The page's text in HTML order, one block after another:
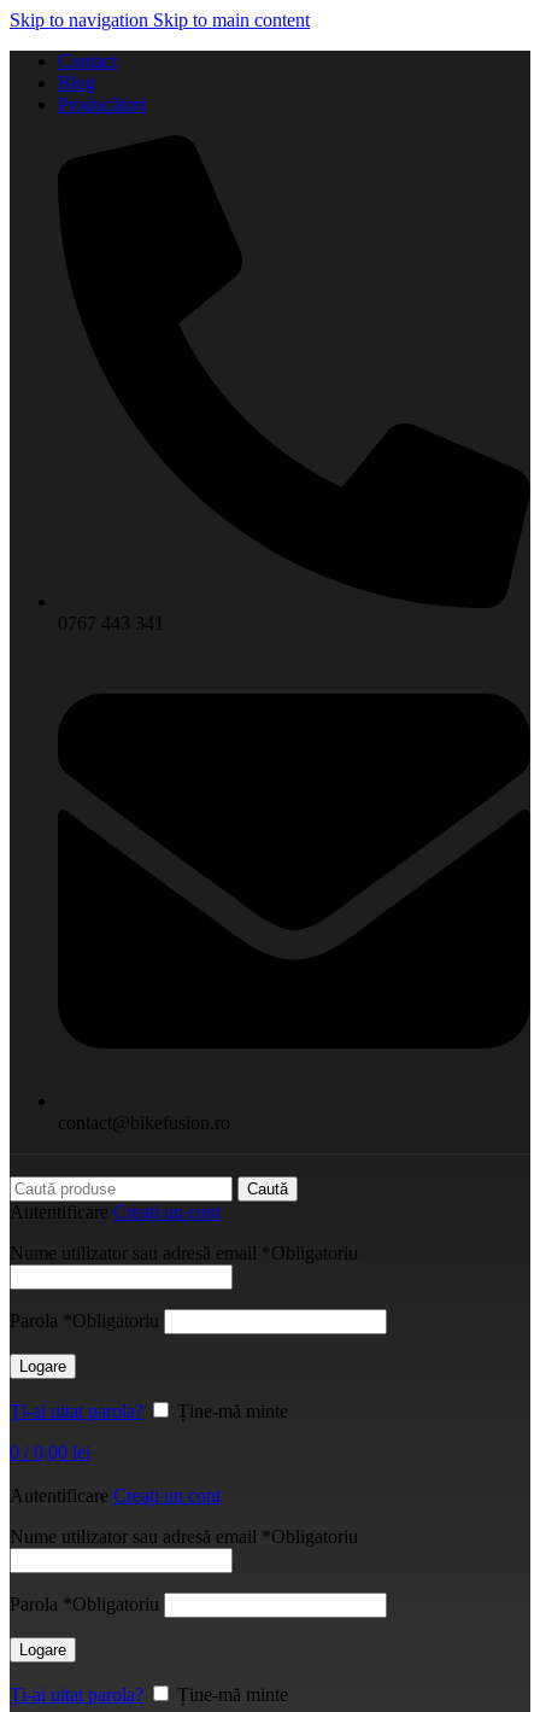
Skip to navigation Skip to main content
Contact
Blog
Producători
0767 443 341
contact@bikefusion.ro
Caută
Autentificare Creați un cont
Nume utilizator sau adresă email *Obligatoriu
Parola *Obligatoriu
Logare
Ți-ai uitat parola?
Ține-mă minte
0 / 0,00 lei
Autentificare Creați un cont
Nume utilizator sau adresă email *Obligatoriu
Parola *Obligatoriu
Logare
Ți-ai uitat parola?
Ține-mă minte